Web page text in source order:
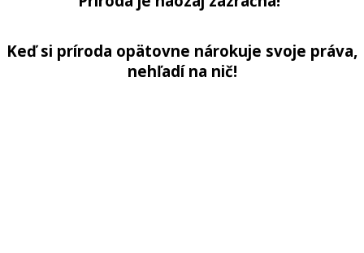
Keď si príroda opätovne nárokuje svoje práva,
nehľadí na nič!